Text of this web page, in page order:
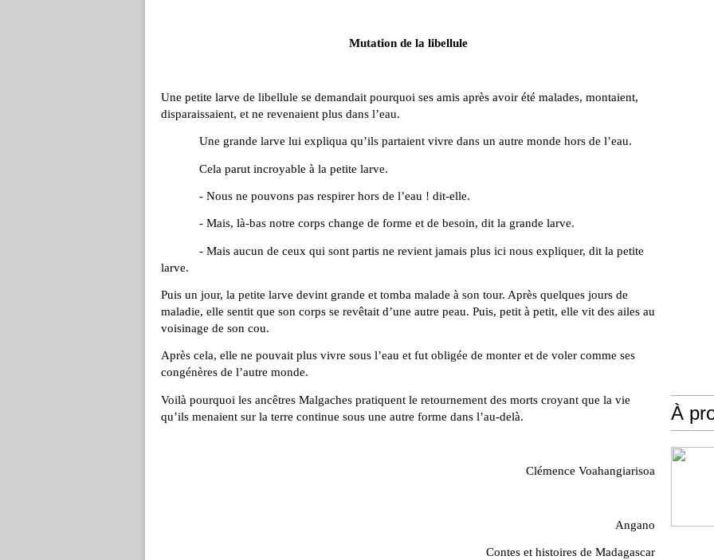
Mutation de la libellule
Une petite larve de libellule se demandait pourquoi ses amis après avoir été malades, montaient,
disparaissaient, et ne revenaient plus dans l’eau.
Une grande larve lui expliqua qu’ils partaient vivre dans un autre monde hors de l’eau.
Cela parut incroyable à la petite larve.
- Nous ne pouvons pas respirer hors de l’eau ! dit-elle.
- Mais, là-bas notre corps change de forme et de besoin, dit la grande larve.
- Mais aucun de ceux qui sont partis ne revient jamais plus ici nous expliquer, dit la petite
larve.
Puis un jour, la petite larve devint grande et tomba malade à son tour. Après quelques jours de
maladie, elle sentit que son corps se revêtait d’une autre peau. Puis, petit à petit, elle vit des ailes au
voisinage de son cou.
Après cela, elle ne pouvait plus vivre sous l’eau et fut obligée de monter et de voler comme ses
congénères de l’autre monde.
Voilà pourquoi les ancêtres Malgaches pratiquent le retournement des morts croyant que la vie
qu’ils menaient sur la terre continue sous une autre forme dans l’au-delà.
Clémence Voahangiarisoa
Angano
Contes et histoires de Madagascar
À